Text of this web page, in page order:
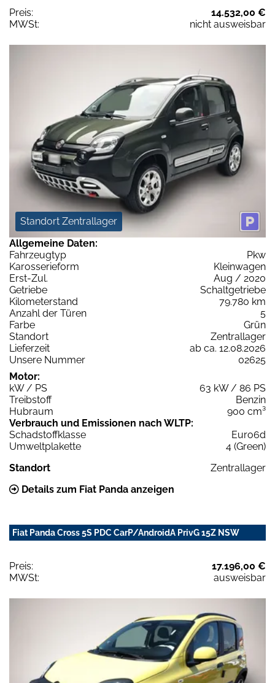
Preis:
14.532,00 €
MWSt:
nicht ausweisbar
Standort Zentrallager
Allgemeine Daten:
Fahrzeugtyp
Pkw
Karosserieform
Kleinwagen
Erst-Zul.
Aug / 2020
Getriebe
Schaltgetriebe
Kilometerstand
79.780 km
Anzahl der Türen
5
Farbe
Grün
Standort
Zentrallager
Lieferzeit
ab ca. 12.08.2026
Unsere Nummer
02625
Motor:
kW / PS
63 kW / 86 PS
Treibstoff
Benzin
Hubraum
900 cm³
Verbrauch und Emissionen nach WLTP:
Schadstoffklasse
Euro6d
Umweltplakette
4 (Green)
Standort
Zentrallager
Details zum Fiat Panda anzeigen
Fiat Panda Cross 5S PDC CarP/AndroidA PrivG 15Z NSW
Preis:
17.196,00 €
MWSt:
ausweisbar